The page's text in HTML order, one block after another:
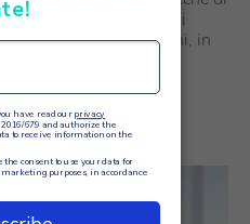
appieno. Ogni
e grandi dimensioni, in